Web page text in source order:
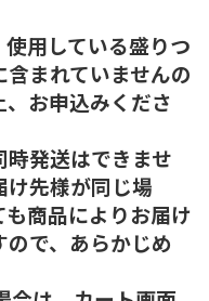
用している盛りつ
まれていませんの
お申込みくださ
発送はできませ
先様が同じ場
商品によりお届け
で、あらかじめ